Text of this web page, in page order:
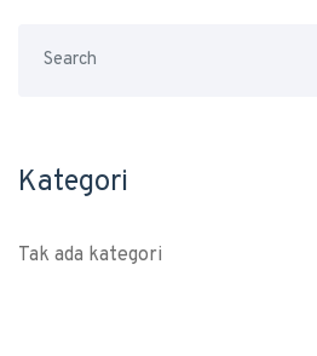
Kategori
Tak ada kategori